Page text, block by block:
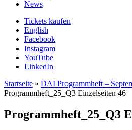
News
Tickets kaufen
English
Facebook
Instagram
YouTube
LinkedIn
Startseite » DAI Programmheft –
Programmheft_25_Q3 Einzelseiten 46
Programmheft_25_Q3